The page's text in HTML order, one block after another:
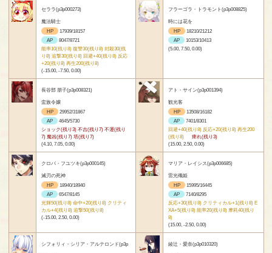
セララ(p3p000273)
魔法騎士
HP
17939/18157
AP
8047/8721
能率10(残り8) 復讐30(残り8) 封殺30(残
り8) 追撃30(残り8) 回避+40(残り8) 反応
+20(残り8) 再生200(残り8)
(-15.00, -7.50, 0.00)
フラーゴラ・トラモント(p3p008825)
時には花を
HP
18210/21212
AP
10153/10413
(5.00, 7.50, 0.00)
長谷部 朋子(p3p008321)
蛮族令嬢
HP
29952/31867
AP
4645/5730
ショック(残り3) 不吉(残り7) 不運(残り
7) 魔凶(残り7) 塔(残り7)
(4.10, 7.05, 0.00)
アト・サイン(p3p001394)
観光客
HP
13508/16182
AP
7401/8301
回避+40(残り8) 反応+20(残り8) 再生200
(残り8)
痺れ(残り3)
(15.00, 2.50, 0.00)
クロバ・フユツキ(p3p000145)
滅刃の死神
HP
18940/18940
AP
6547/8145
光輝50(残り8) 命中+20(残り8) クリティ
カル+4(残り8) 追撃50(残り8)
(-15.00, 2.50, 0.00)
マリア・レイシス(p3p006685)
雷光殲姫
HP
15995/16445
AP
7140/8295
反応+30(残り8) クリティカル+1(残り8) E
XA+5(残り8) 能率20(残り8) 摩耗40(残り
8)
(15.00, -2.50, 0.00)
シフォリィ・シリア・アルテロンド(p3p
綾辻・愛奈(p3p010320)